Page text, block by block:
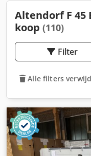
Altendorf F 45
koop (110)
Filter
Alle filters